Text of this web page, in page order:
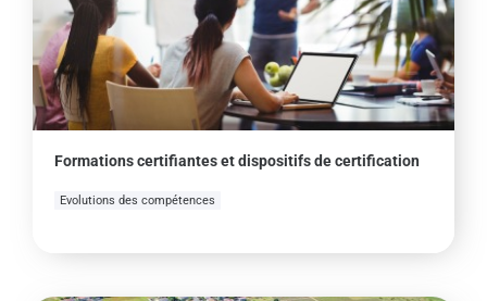
Formations certifiantes et dispositifs de certification
Evolutions des compétences